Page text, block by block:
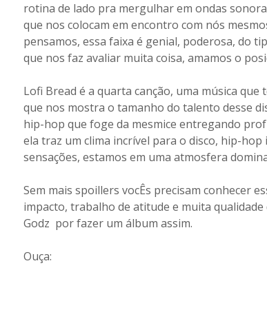
rotina de lado pra mergulhar em ondas
que nos colocam em encontro com nós
pensamos, essa faixa é genial, poderosa, do
que nos faz avaliar muita coisa, amamos o
Lofi Bread é a quarta canção, uma música
que nos mostra o tamanho do talento desse
hip-hop que foge da mesmice entregando
ela traz um clima incrível para o disco, hip-
sensações, estamos em uma atmosfera
Sem mais spoillers vocÊs precisam conhecer
impacto, trabalho de atitude e muita
Godz por fazer um álbum assim.
Ouça: